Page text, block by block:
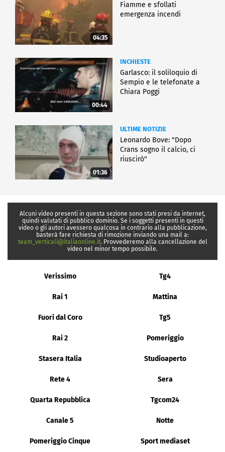
04:35
Fiamme e sfollati
emergenza incendi
00:44
INCHIESTE
Garlasco: il soliloquio di
Sempio e le telefonate a
Chiara Poggi
01:36
ULTIME NOTIZIE
Leonardo Bove: "Dopo
Crans sogno il calcio, ci
riuscirò"
Alcuni video presenti in questa sezione sono stati presi da internet,
quindi valutati di pubblico dominio. Se i soggetti presenti in questi
video o gli autori avessero qualcosa in contrario alla pubblicazione,
basterà fare richiesta di rimozione inviando una mail a:
team_verticali@italiaonline.it. Provvederemo alla cancellazione del
video nel minor tempo possibile.
Verissimo Tg4
Rai 1 Mattina
Fuori dal Coro Tg5
Rai 2 Pomeriggio
Stasera Italia Studioaperto
Rete 4 Sera
Quarta Repubblica Tgcom24
Canale 5 Notte
Pomeriggio Cinque Sport mediaset